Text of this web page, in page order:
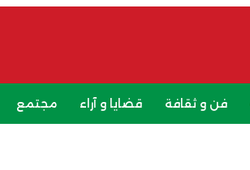
فن و ثقافة قضايا و آراء مجتمع